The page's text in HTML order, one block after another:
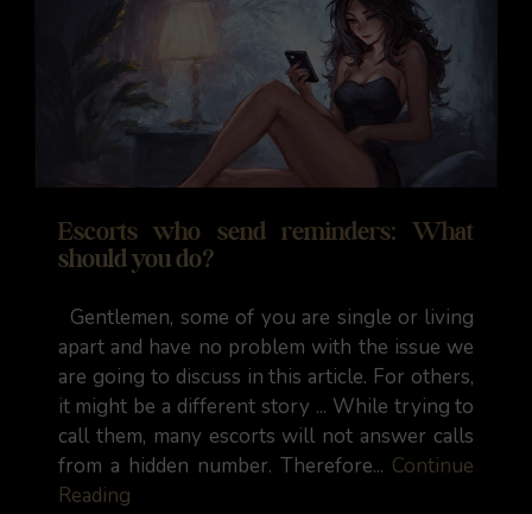
Escorts who send reminders: What
should you do?
Gentlemen, some of you are single or living
apart and have no problem with the issue we
are going to discuss in this article. For others,
it might be a different story ... While trying to
call them, many escorts will not answer calls
from a hidden number. Therefore... Continue
Reading